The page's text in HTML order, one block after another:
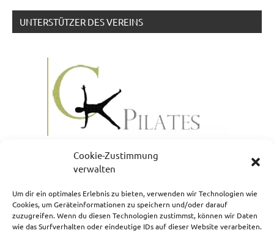
Cookie-Zustimmung
verwalten
Um dir ein optimales Erlebnis zu bieten, verwenden wir Technologien wie
Cookies, um Geräteinformationen zu speichern und/oder darauf
zuzugreifen. Wenn du diesen Technologien zustimmst, können wir Daten
wie das Surfverhalten oder eindeutige IDs auf dieser Website verarbeiten.
UNTERSTÜTZER DES VEREINS
NEWSLETTERANMELDUNG